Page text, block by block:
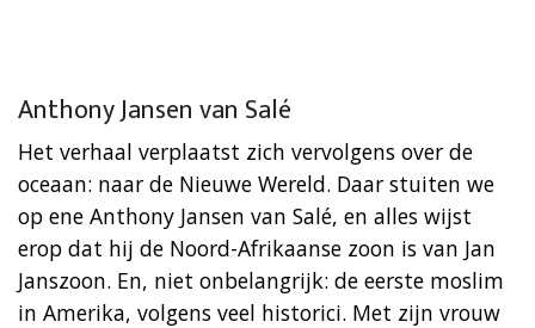
Anthony Jansen van Salé
Het verhaal verplaatst zich vervolgens over de
oceaan: naar de Nieuwe Wereld. Daar stuiten we
op ene Anthony Jansen van Salé, en alles wijst
erop dat hij de Noord-Afrikaanse zoon is van Jan
Janszoon. En, niet onbelangrijk: de eerste moslim
in Amerika, volgens veel historici. Met zijn vrouw